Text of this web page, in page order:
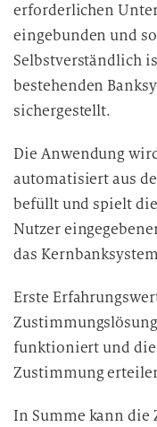
erforderlichen
eingebunden und
Selbstverständlich
bestehenden
sichergestellt.
Die Anwendung
automatisiert aus
befüllt und spielt
Nutzer
das
Erste
funktioniert und die
Zustimmung
In Summe kann